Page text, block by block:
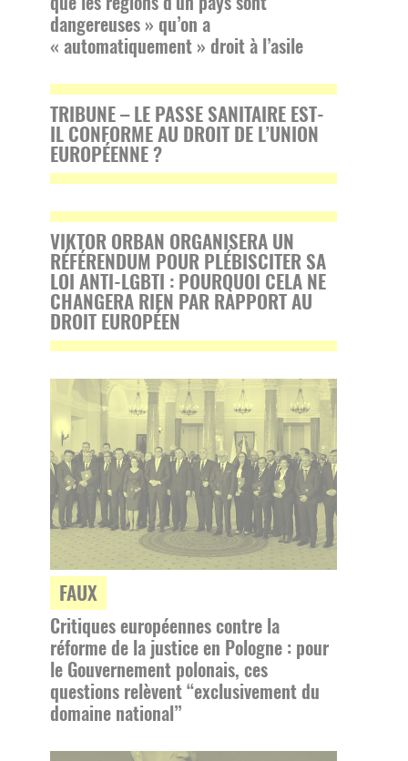
dangereuses » qu’on a
« automatiquement » droit à l’asile
TRIBUNE – LE PASSE SANITAIRE EST-
IL CONFORME AU DROIT DE L’UNION
EUROPÉENNE ?
VIKTOR ORBAN ORGANISERA UN
RÉFÉRENDUM POUR PLÉBISCITER SA
LOI ANTI-LGBTI : POURQUOI CELA NE
CHANGERA RIEN PAR RAPPORT AU
DROIT EUROPÉEN
FAUX
Critiques européennes contre la
réforme de la justice en Pologne : pour
le Gouvernement polonais, ces
questions relèvent “exclusivement du
domaine national”